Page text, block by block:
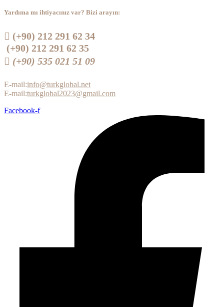
Yardıma mı ihtiyacınız var? Bizi arayın:
 (+90) 212 291 62 34
(+90) 212 291 62 35
 (+90) 535 021 51 09
E-mail:info@turkglobal.net
E-mail:turkglobal2023@gmail.com
Facebook-f